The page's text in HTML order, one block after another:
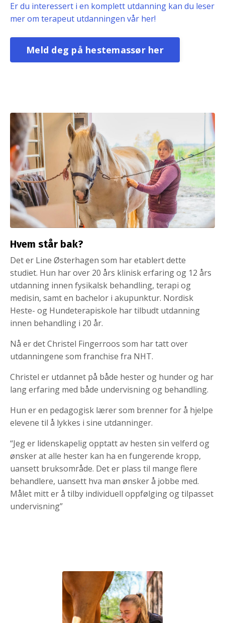
Er du interessert i en komplett utdanning kan du leser
mer om terapeut utdanningen vår her!
Meld deg på hestemassør her
Hvem står bak?
Det er Line Østerhagen som har etablert dette
studiet. Hun har over 20 års klinisk erfaring og 12 års
utdanning innen fysikalsk behandling, terapi og
medisin, samt en bachelor i akupunktur. Nordisk
Heste- og Hundeterapiskole har tilbudt utdanning
innen behandling i 20 år.
Nå er det Christel Fingerroos som har tatt over
utdanningene som franchise fra NHT.
Christel er utdannet på både hester og hunder og har
lang erfaring med både undervisning og behandling.
Hun er en pedagogisk lærer som brenner for å hjelpe
elevene til å lykkes i sine utdanninger.
“Jeg er lidenskapelig opptatt av hesten sin velferd og
ønsker at alle hester kan ha en fungerende kropp,
uansett bruksområde. Det er plass til mange flere
behandlere, uansett hva man ønsker å jobbe med.
Målet mitt er å tilby individuell oppfølging og tilpasset
undervisning”